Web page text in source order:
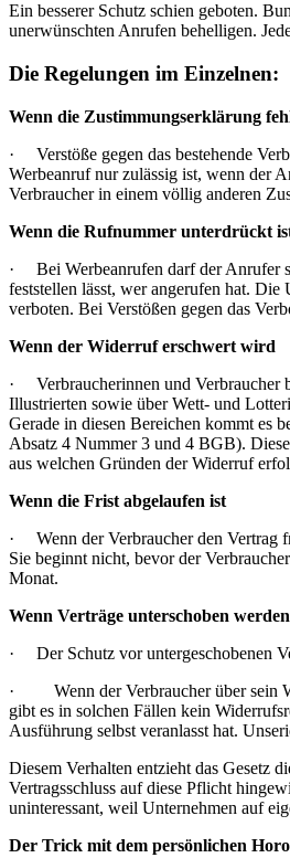
Ein besserer Schutz schien geboten.
unerwünschten Anrufen behelligen.
Die Regelungen im Einzelnen:
Wenn die Zustimmungserklärung
· Verstöße gegen das bestehende
Werbeanruf nur zulässig ist, wenn der
Verbraucher in einem völlig anderen
Wenn die Rufnummer unterdrückt
· Bei Werbeanrufen darf der Anrufer
feststellen lässt, wer angerufen hat.
verboten. Bei Verstößen gegen das
Wenn der Widerruf erschwert wird
· Verbraucherinnen und Verbraucher
Illustrierten sowie über Wett- und
Gerade in diesen Bereichen kommt es
Absatz 4 Nummer 3 und 4 BGB).
aus welchen Gründen der Widerruf
Wenn die Frist abgelaufen ist
· Wenn der Verbraucher den Vertrag
Sie beginnt nicht, bevor der
Monat.
Wenn Verträge unterschoben werden
· Der Schutz vor untergeschobenen
· Wenn der Verbraucher über sein
gibt es in solchen Fällen kein
Ausführung selbst veranlasst hat.
Diesem Verhalten entzieht das Gesetz
Vertragsschluss auf diese Pflicht
uninteressant, weil Unternehmen auf
Der Trick mit dem persönlichen